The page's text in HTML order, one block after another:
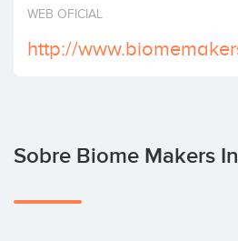
WEB OFICIAL
http://
Sobre Biome Makers